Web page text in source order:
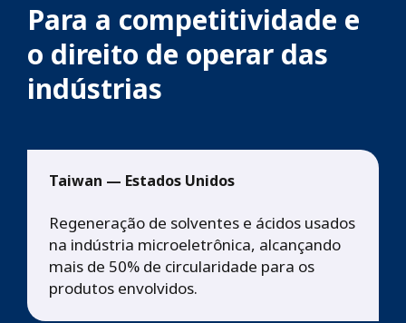
Para a competitividade e
o direito de operar das
indústrias
Taiwan — Estados Unidos
Regeneração de solventes e ácidos usados
na indústria microeletrônica, alcançando
mais de 50% de circularidade para os
produtos envolvidos.